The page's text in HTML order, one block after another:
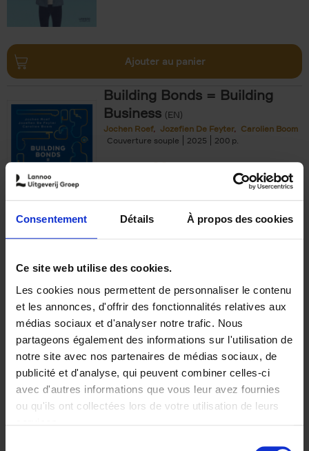
Consentement Détails À propos des cookies
Ce site web utilise des cookies.
Les cookies nous permettent de personnaliser le contenu
et les annonces, d'offrir des fonctionnalités relatives aux
médias sociaux et d'analyser notre trafic. Nous
partageons également des informations sur l'utilisation de
notre site avec nos partenaires de médias sociaux, de
publicité et d'analyse, qui peuvent combiner celles-ci
avec d'autres informations que vous leur avez fournies
ou qu'ils ont collectées lors de votre utilisation de leurs
Ajouter au panier
Building Bonds = Building
Business (EN)
Jochen Roef Jozefien De Feyter
Carolien Boom
Couverture souple
2025 200
€29,99
Optichannel Retail. Beyond
the Digital Hysteria
Gino Van Ossel
Autre finition
2019 350
€29,99